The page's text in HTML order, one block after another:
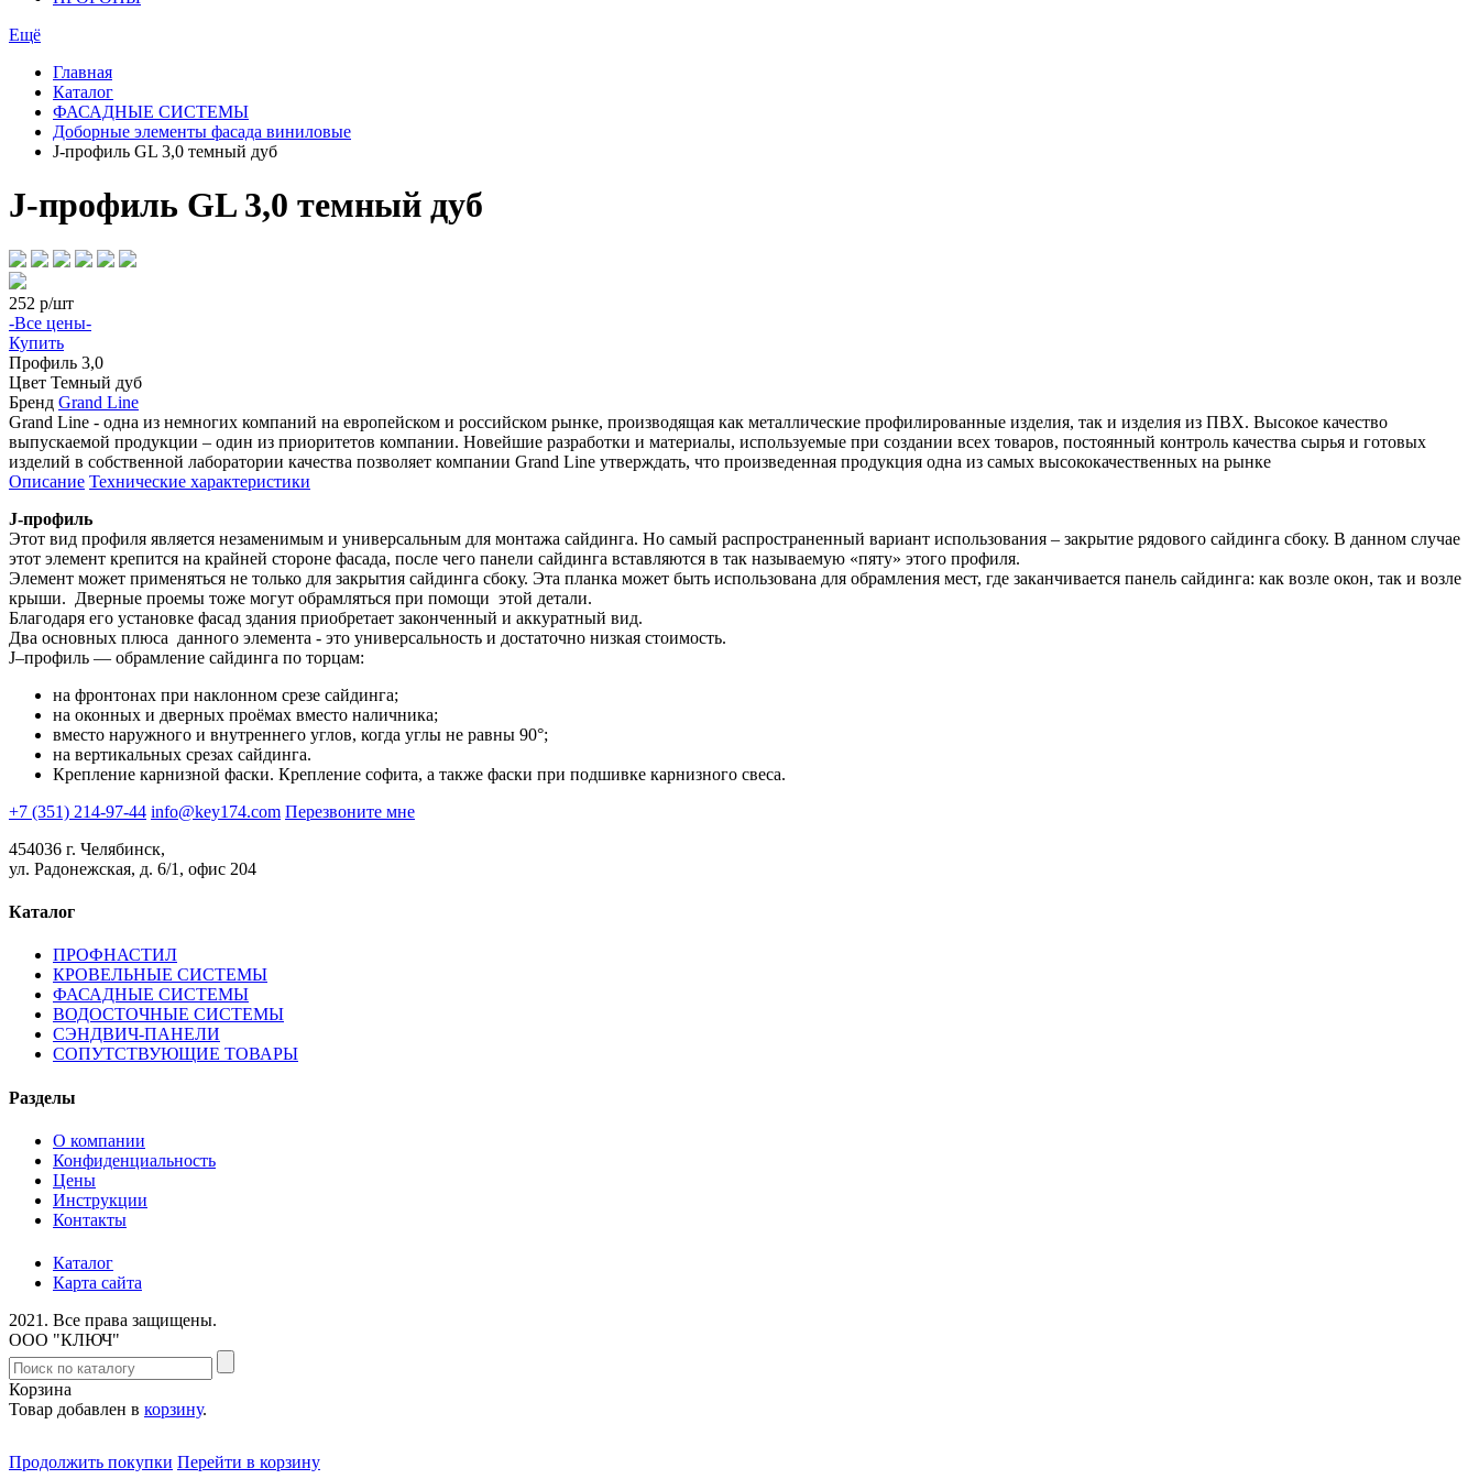
Ещё
Главная
Каталог
ФАСАДНЫЕ СИСТЕМЫ
Доборные элементы фасада виниловые
J-профиль GL 3,0 темный дуб
J-профиль GL 3,0 темный дуб
252 р/шт
-Все цены-
Купить
Профиль 3,0
Цвет Темный дуб
Бренд Grand Line
Grand Line - одна из немногих компаний на европейском и российском рынке, производящая как металлические профилированные изделия, так и изделия из ПВХ. Высокое качество
выпускаемой продукции – один из приоритетов компании. Новейшие разработки и материалы, используемые при создании всех товаров, постоянный контроль качества сырья и готовых
изделий в собственной лаборатории качества позволяет компании Grand Line утверждать, что произведенная продукция одна из самых высококачественных на рынке
Описание Технические характеристики
J-профиль
Этот вид профиля является незаменимым и универсальным для монтажа сайдинга. Но самый распространенный вариант использования – закрытие рядового сайдинга сбоку. В данном случае
этот элемент крепится на крайней стороне фасада, после чего панели сайдинга вставляются в так называемую «пяту» этого профиля.
Элемент может применяться не только для закрытия сайдинга сбоку. Эта планка может быть использована для обрамления мест, где заканчивается панель сайдинга: как возле окон, так и возле
крыши. Дверные проемы тоже могут обрамляться при помощи этой детали.
Благодаря его установке фасад здания приобретает законченный и аккуратный вид.
Два основных плюса данного элемента - это универсальность и достаточно низкая стоимость.
J–профиль — обрамление сайдинга по торцам:
на фронтонах при наклонном срезе сайдинга;
на оконных и дверных проёмах вместо наличника;
вместо наружного и внутреннего углов, когда углы не равны 90°;
на вертикальных срезах сайдинга.
Крепление карнизной фаски. Крепление софита, а также фаски при подшивке карнизного свеса.
+7 (351) 214-97-44 info@key174.com Перезвоните мне
454036 г. Челябинск,
ул. Радонежская, д. 6/1, офис 204
Каталог
ПРОФНАСТИЛ
КРОВЕЛЬНЫЕ СИСТЕМЫ
ФАСАДНЫЕ СИСТЕМЫ
ВОДОСТОЧНЫЕ СИСТЕМЫ
СЭНДВИЧ-ПАНЕЛИ
СОПУТСТВУЮЩИЕ ТОВАРЫ
Разделы
О компании
Конфиденциальность
Цены
Инструкции
Контакты
Каталог
Карта сайта
2021. Все права защищены.
ООО "КЛЮЧ"
Корзина
Товар добавлен в корзину.
Продолжить покупки Перейти в корзину